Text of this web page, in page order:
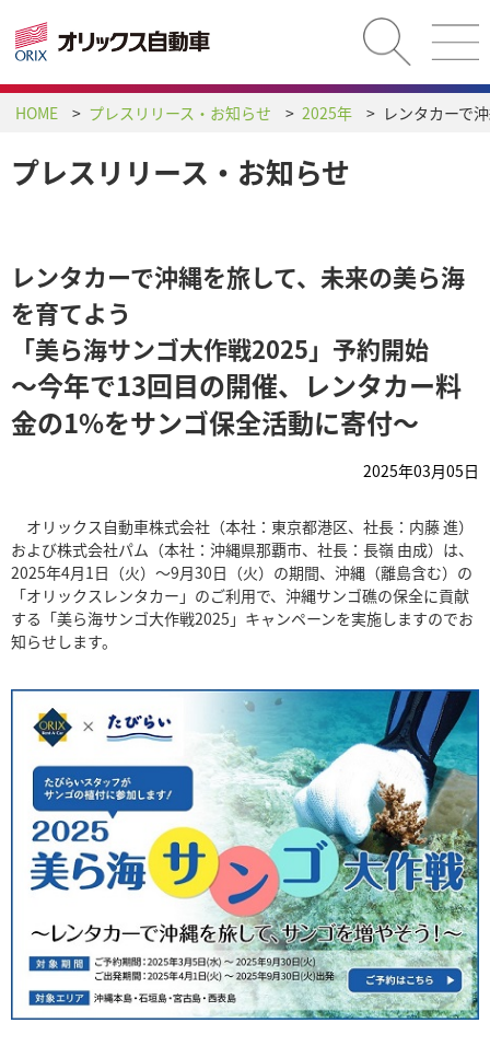
HOME プレスリリース・お知らせ 2025年
プレスリリース・お知らせ
レンタカーで沖縄を旅して、未来の美ら海
を育てよう
「美ら海サンゴ大作戦2025」予約開始
～今年で13回目の開催、レンタカー料
金の1%をサンゴ保全活動に寄付～
2025年03月05日
オリックス自動車株式会社（本社：東京都港区、社長：内藤 進）
および株式会社パム（本社：沖縄県那覇市、社長：長嶺 由成）は、
2025年4月1日（火）～9月30日（火）の期間、沖縄（離島含む）の
「オリックスレンタカー」のご利用で、沖縄サンゴ礁の保全に貢献
する「美ら海サンゴ大作戦2025」キャンペーンを実施しますのでお
知らせします。